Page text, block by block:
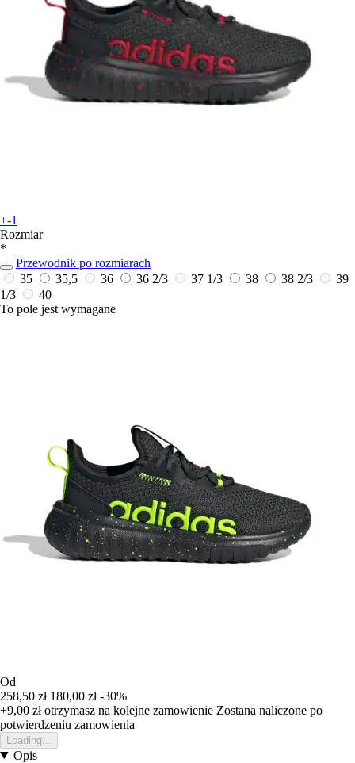
+-1
Rozmiar
*
Przewodnik po rozmiarach
35
35,5 36 36 2/3 37 1/3 38 38 2/3
39
1/3
40
To pole jest wymagane
Od
258,50 zł 180,00 zł -30%
+9,00 złotrzymasz na kolejne zamowienie Zostana naliczone po
potwierdzeniu zamowienia
Loading...
Opis